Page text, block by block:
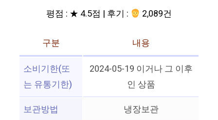
평점 : ★ 4.5점 | 후기 :
2,089건
구분
내용
소비기한(또
는 유통기한)
2024-05-19 이거나 그 이후
인 상품
보관방법
냉장보관